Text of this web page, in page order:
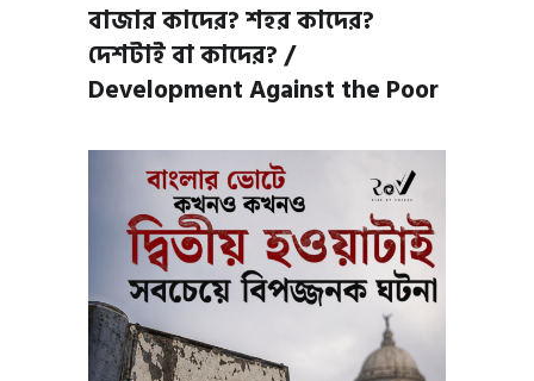
বাজার কাদের? শহর কাদের?
দেশটাই বা কাদের? /
Development Against the Poor